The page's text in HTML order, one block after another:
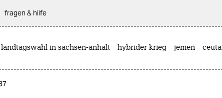
fragen & hilfe
landtagswahl in sachsen-anhalt hybrider krieg jemen ceuta